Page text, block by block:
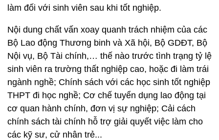
làm đối với sinh viên sau khi tốt nghiệp.
Nội dung chất vấn xoay quanh trách nhiệm của các
Bộ Lao động Thương binh và Xã hội, Bộ GDĐT, Bộ
Nội vụ, Bộ Tài chính,… thế nào trước tình trạng tỷ lệ
sinh viên ra trường thất nghiệp cao, hoặc đi làm trái
ngành nghề; Chính sách với các học sinh tốt nghiệp
THPT đi học nghề; Cơ chế tuyển dụng lao động tại
cơ quan hành chính, đơn vị sự nghiệp; Cải cách
chính sách tài chính hỗ trợ giải quyết việc làm cho
các kỹ sư, cử nhân trẻ...